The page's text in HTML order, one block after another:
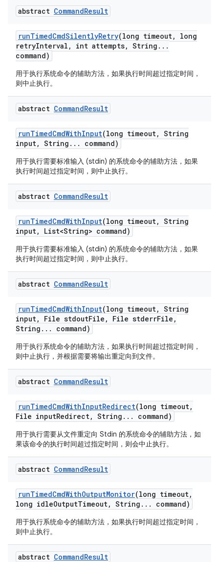
abstract CommandResult
runTimedCmdSilentlyRetry(long timeout,
long
retryInterval , int attempts, String . . .
command)
用于执行系统命令的辅助方法，如果执行时间超过指定时间，
则中止执行。
abstract CommandResult
runTimedCmdWithInput(long timeout, String
input, String . . . command)
用于执行需要标准输入 (stdin) 的系统命令的辅助方法，如果
执行时间超过指定时间，则中止执行。
abstract CommandResult
runTimedCmdWithInput(long timeout, String
input, List<String> command)
用于执行需要标准输入 (stdin) 的系统命令的辅助方法，如果
执行时间超过指定时间，则中止执行。
abstract CommandResult
runTimedCmdWithInput(long timeout, String
input, File stdoutFile , File stderrFile ,
String . . . command)
用于执行系统命令的辅助方法，如果执行时间超过指定时间，
则中止执行，并根据需要将输出重定向到文件。
abstract CommandResult
runTimedCmdWithInputRedirect(long timeout,
File inputRedirect, String . . . command)
用于执行需要从文件重定向 Stdin 的系统命令的辅助方法，如
果该命令的执行时间超过指定时间，则会中止执行。
abstract CommandResult
runTimedCmdWithOutputMonitor(long timeout,
long idleOutputTimeout, String . . . command)
用于执行系统命令的辅助方法，如果执行时间超过指定时间，
则中止执行。
abstract CommandResult